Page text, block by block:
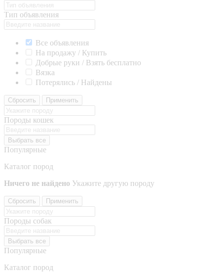
Тип объявления
Все объявления
На продажу / Купить
Добрые руки / Взять бесплатно
Вязка
Потерялись / Найдены
Сбросить Применить
Породы кошек
Выбрать все
Популярные
Каталог пород
Ничего не найдено Укажите другую породу
Сбросить Применить
Породы собак
Выбрать все
Популярные
Каталог пород